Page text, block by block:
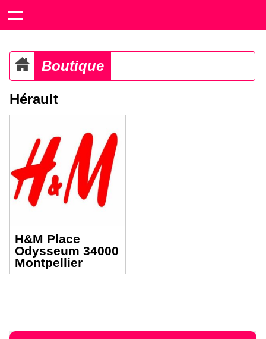
Boutique
Hérault
H&M Place
Odysseum 34000
Montpellier